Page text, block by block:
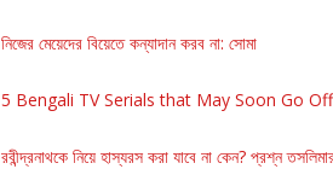
নিজের মেয়েদের বিয়েতে কন্যাদান করব না: সোমা
5 Bengali TV Serials that May Soon Go
রবীন্দ্রনাথকে নিয়ে হাস্যরস করা যাবে না কেন? প্রশ্ন